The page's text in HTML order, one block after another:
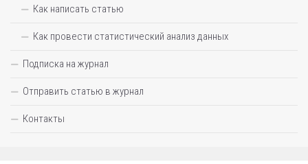
Как написать статью
Как провести статистический анализ данных
Подписка на журнал
Отправить статью в журнал
Контакты